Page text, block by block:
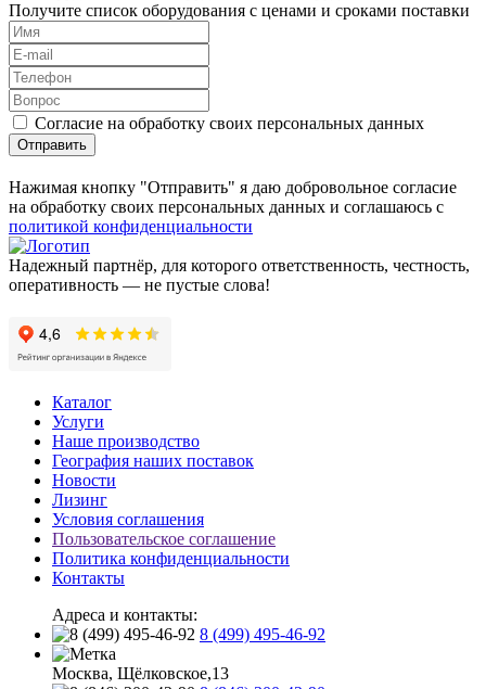
Получите список оборудования с ценами и сроками поставки
Согласие на обработку своих персональных данных
Отправить
Нажимая кнопку "Отправить" я даю добровольное согласие
на обработку своих персональных данных и соглашаюсь с
политикой конфиденциальности
Надежный партнёр, для которого ответственность, честность,
оперативность — не пустые слова!
Каталог
Услуги
Наше производство
География наших поставок
Новости
Лизинг
Условия соглашения
Пользовательское соглашение
Политика конфиденциальности
Контакты
Адреса и контакты:
8 (499) 495-46-92
Москва, Щёлковское,13